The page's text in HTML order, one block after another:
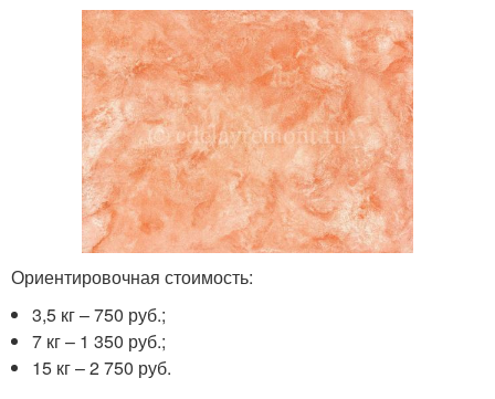
Ориентировочная стоимость:
3,5 кг – 750 руб.;
7 кг – 1 350 руб.;
15 кг – 2 750 руб.